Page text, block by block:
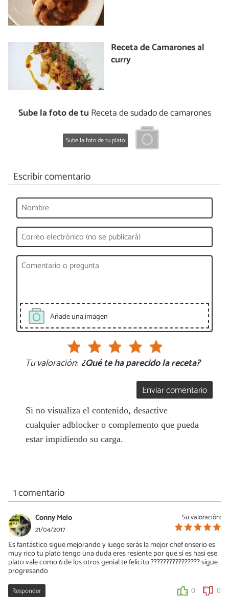
Receta de Camarones al
curry
Sube la foto de tu Receta de sudado de camarones
Sube la foto de tu plato
Escribir comentario
Añade una imagen
Tu valoración: ¿Qué te ha parecido la receta?
Enviar comentario
Si no visualiza el contenido, desactive
cualquier adblocker o complemento que pueda
estar impidiendo su carga.
1 comentario
Su valoración:
Conny Melo
21/04/2017
Es fantástico sigue mejorando y luego serás la mejor chef enserio es
muy rico tu plato tengo una duda eres resiente por que si es hasi ese
plato vale como 6 de los otros genial te felicito ???????????????? sigue
progresando
Responder 0 0